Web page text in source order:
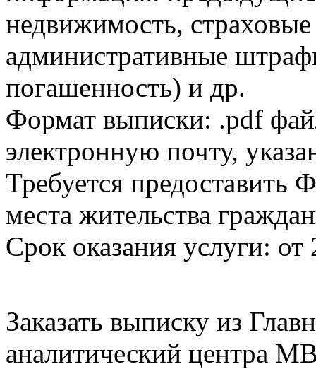
недвижимость,
административные
погашенность) и др.
Формат выписки: .pdf
электронную почту,
Требуется
места жительства
Срок оказания услуги: от
Заказать выписку из
аналитический центра